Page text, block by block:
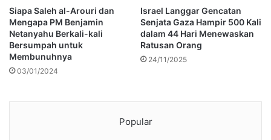
Siapa Saleh al-Arouri dan
Mengapa PM Benjamin
Netanyahu Berkali-kali
Bersumpah untuk
Membunuhnya
03/01/2024
Israel Langgar Gencatan
Senjata Gaza Hampir 500 Kali
dalam 44 Hari Menewaskan
Ratusan Orang
24/11/2025
Popular